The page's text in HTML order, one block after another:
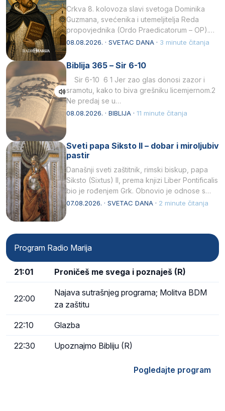
Crkva 8. kolovoza slavi svetoga Dominika
Guzmana, svećenika i utemeljitelja Reda
propovjednika (Ordo Praedicatorum – OP).
Svojim životom, dubokom ljubavlju prema
08.08.2026. · SVETAC DANA · 3 minute čitanja
Biblija 365 – Sir 6-10
Sir 6-10 6 1 Jer zao glas donosi zazor i
sramotu, kako to biva grešniku licemjernom.2
Ne predaj se u…
08.08.2026. · BIBLIJA · 11 minute čitanja
Sveti papa Siksto II – dobar i miroljubiv
pastir
Današnji sveti zaštitnik, rimski biskup, papa
Siksto (Sixtus) II, prema knjizi Liber Pontificalis
bio je rođenjem Grk. Obnovio je odnose s
afričkim…
07.08.2026. · SVETAC DANA · 2 minute čitanja
Program Radio Marija
21:01 Proničeš me svega i poznaješ (R)
22:00
Najava sutrašnjeg programa; Molitva BDM
za zaštitu
22:10 Glazba
22:30 Upoznajmo Bibliju (R)
Pogledajte program